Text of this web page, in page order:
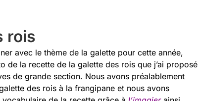
rois
avec le thème de la galette pour cette année,
de la recette de la galette des rois que j’ai proposé
de grande section. Nous avons préalablement
des rois à la frangipane et nous avons